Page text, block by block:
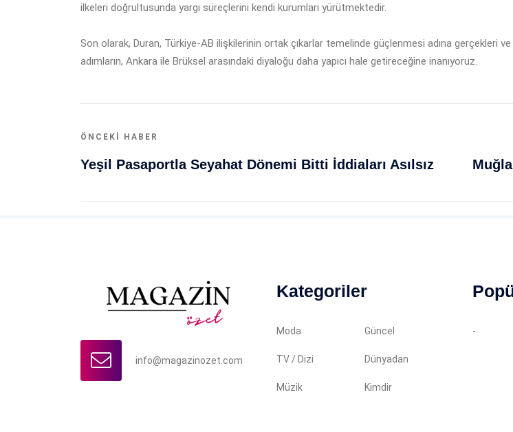
ilkeleri doğrultusunda yargı süreçlerini kendi kurumları yürütmektedir.
Son olarak, Duran, Türkiye-AB ilişkilerinin ortak çıkarlar temelinde güçlenmesi adına gerçekleri
adımların, Ankara ile Brüksel arasındaki diyaloğu daha yapıcı hale getireceğine inanıyoruz.
ÖNCEKI HABER
Yeşil Pasaportla Seyahat Dönemi Bitti İddiaları Asılsız
info@magazinozet.com
Kategoriler
Moda Güncel
TV / Dizi Dünyadan
Müzik Kimdir
-